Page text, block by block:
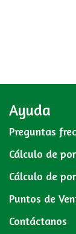
Ayuda
Preguntas
Cálculo de
Cálculo de
Puntos de
Contáctanos